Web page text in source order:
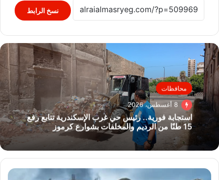
نسخ الرابط
محافظات
8 أغسطس، 2026
استجابة فورية.. رئيس حي غرب الإسكندرية تتابع رفع
15 طنًا من الرديم والمخلفات بشوارع كرموز
قوات